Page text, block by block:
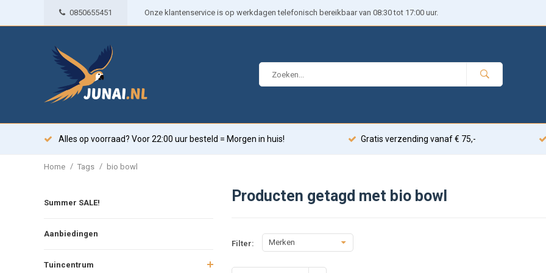
0850655451 Onze klantenservice is op werkdagen telefonisch bereikbaar van 08:30 tot 17:00 uur.
Alles op voorraad? Voor 22:00 uur besteld = Morgen in huis! Gratis verzending vanaf € 75,-
Home / Tags / bio bowl
Summer SALE!
Aanbiedingen
Tuincentrum
Producten getagd met bio bowl
Filter: Merken